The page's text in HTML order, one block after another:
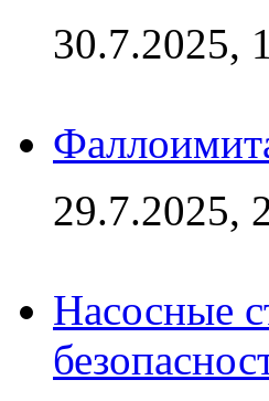
30.7.2025,
29.7.2025,
Насосные